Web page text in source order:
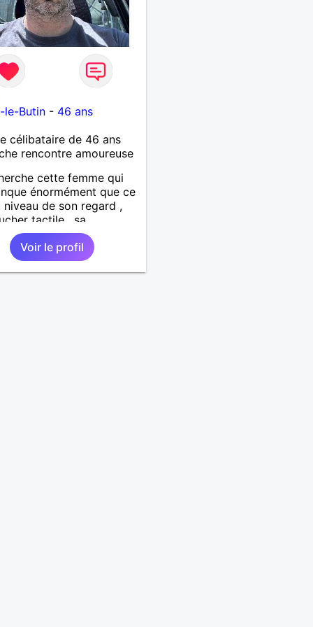
le-Butin - 46 ans
célibataire de 46 ans
rencontre amoureuse
cette femme qui
énormément que ce
niveau de son regard ,
tactile , sa
, sa douceur bref tout
et ses qualités pour
pérenne
Voir le profil